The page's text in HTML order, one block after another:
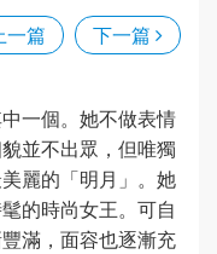
一篇 下一篇
一個。她不做表情
並不出眾，但唯獨
麗的「明月」。她
的時尚女王。可自
滿，面容也逐漸充